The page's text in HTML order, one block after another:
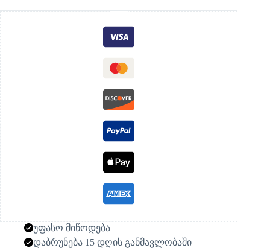
უფასო მიწოდება
დაბრუნება 15 დღის განმავლობაში